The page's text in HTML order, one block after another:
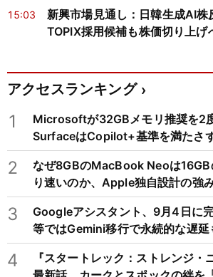
15:03
新興市場見通し：日韓生成AI株
TOPIX採用候補も株価切り上げ
アクセスランキング
1
Microsoftが32GBメモリ推奨を2
SurfaceはCopilot+基準を満たさ
2
なぜ8GBのMacBook Neoは
り速いのか、Apple独自設計の強
3
Googleアシスタント、9月4日に
等ではGemini移行で永続的な遅延
4
『スタートレック：ストレンジ・